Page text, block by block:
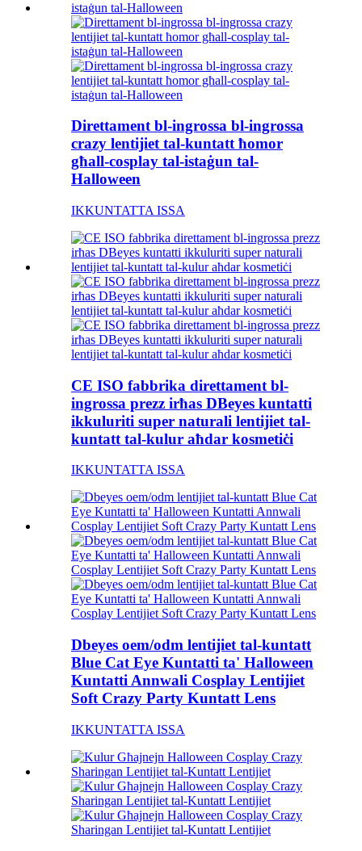
Direttament bl-ingrossa bl-ingrossa
crazy lentijiet tal-kuntatt ħomor
għall-cosplay tal-istaġun tal-
Halloween
IKKUNTATTA ISSA
CE ISO fabbrika direttament bl-
ingrossa prezz irħas DBeyes kuntatti
ikkuluriti super naturali lentijiet tal-
kuntatt tal-kulur aħdar kosmetiċi
IKKUNTATTA ISSA
Dbeyes oem/odm lentijiet tal-kuntatt
Blue Cat Eye Kuntatti ta' Halloween
Kuntatti Annwali Cosplay Lentijiet
Soft Crazy Party Kuntatt Lens
IKKUNTATTA ISSA